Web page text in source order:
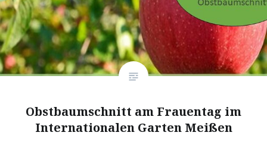
Obstbaumschnitt am Frauentag im
Internationalen Garten Meißen